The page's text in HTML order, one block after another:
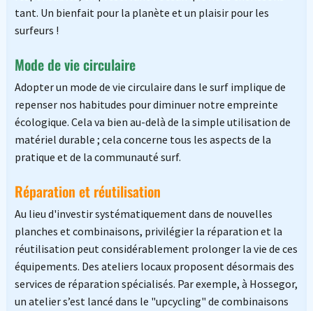
tant. Un bienfait pour la planète et un plaisir pour les
surfeurs !
Mode de vie circulaire
Adopter un mode de vie circulaire dans le surf implique de
repenser nos habitudes pour diminuer notre empreinte
écologique. Cela va bien au-delà de la simple utilisation de
matériel durable ; cela concerne tous les aspects de la
pratique et de la communauté surf.
Réparation et réutilisation
Au lieu d'investir systématiquement dans de nouvelles
planches et combinaisons, privilégier la réparation et la
réutilisation peut considérablement prolonger la vie de ces
équipements. Des ateliers locaux proposent désormais des
services de réparation spécialisés. Par exemple, à Hossegor,
un atelier s’est lancé dans le "upcycling" de combinaisons